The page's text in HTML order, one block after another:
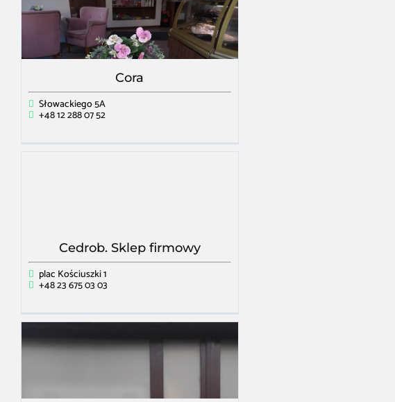
Cora
Słowackiego 5A
+48 12 288 07 52
Cedrob. Sklep firmowy
plac Kościuszki 1
+48 23 675 03 03